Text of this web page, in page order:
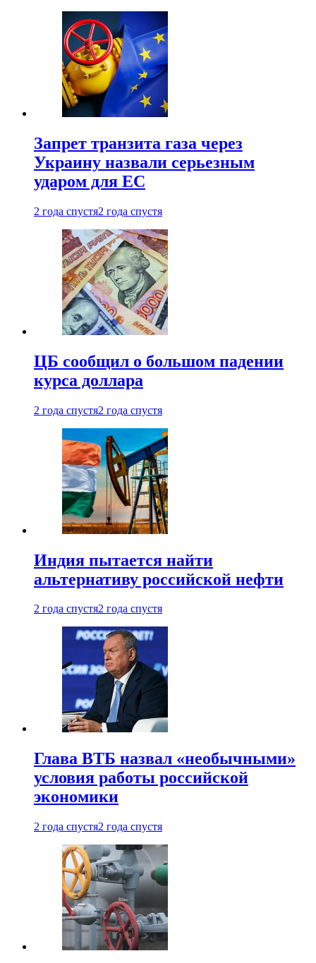
Запрет транзита газа через
Украину назвали серьезным
ударом для ЕС
2 года спустя2 года спустя
ЦБ сообщил о большом падении
курса доллара
2 года спустя2 года спустя
Индия пытается найти
альтернативу российской нефти
2 года спустя2 года спустя
Глава ВТБ назвал «необычными»
условия работы российской
экономики
2 года спустя2 года спустя